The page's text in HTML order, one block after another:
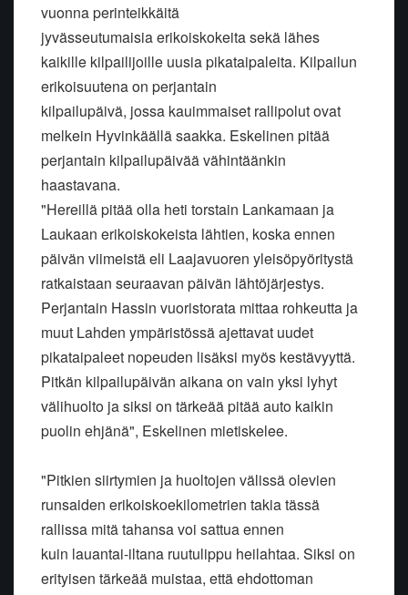
vuonna perinteikkäitä
jyvässeutumaisia erikoiskokeita sekä lähes
kaikille kilpailijoille uusia pikataipaleita. Kilpailun
erikoisuutena on perjantain
kilpailupäivä, jossa kauimmaiset rallipolut ovat
melkein Hyvinkäällä saakka. Eskelinen pitää
perjantain kilpailupäivää vähintäänkin
haastavana.
"Hereillä pitää olla heti torstain Lankamaan ja
Laukaan erikoiskokeista lähtien, koska ennen
päivän viimeistä eli Laajavuoren yleisöpyöritystä
ratkaistaan seuraavan päivän lähtöjärjestys.
Perjantain Hassin vuoristorata mittaa rohkeutta ja
muut Lahden ympäristössä ajettavat uudet
pikataipaleet nopeuden lisäksi myös kestävyyttä.
Pitkän kilpailupäivän aikana on vain yksi lyhyt
välihuolto ja siksi on tärkeää pitää auto kaikin
puolin ehjänä", Eskelinen mietiskelee.
"Pitkien siirtymien ja huoltojen välissä olevien
runsaiden erikoiskoekilometrien takia tässä
rallissa mitä tahansa voi sattua ennen
kuin lauantai-iltana ruutulippu heilahtaa. Siksi on
erityisen tärkeää muistaa, että ehdottoman